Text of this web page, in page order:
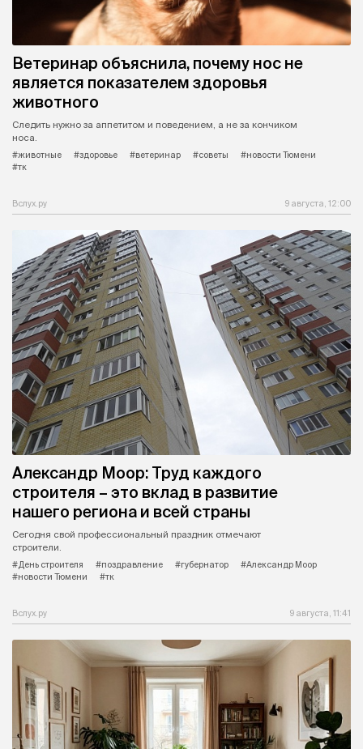
Ветеринар объяснила, почему нос не
является показателем здоровья
животного
Следить нужно за аппетитом и поведением, а не за кончиком
носа.
#животные
#здоровье #ветеринар #советы
#новости Тюмени
#тк
Вслух.ру 9 августа, 12:00
Александр Моор: Труд каждого
строителя – это вклад в развитие
нашего региона и всей страны
Сегодня свой профессиональный праздник отмечают
строители.
#День строителя
#поздравление #губернатор
#Александр Моор
#новости Тюмени
#тк
Вслух.ру 9 августа, 11:41